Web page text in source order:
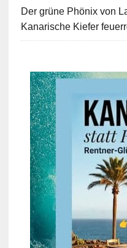
Der grüne Phönix von
Kanarische Kiefer